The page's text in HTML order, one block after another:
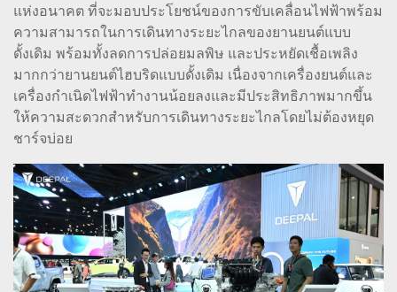
แห่งอนาคต ที่จะมอบประโยชน์ของการขับเคลื่อนไฟฟ้าพร้อม
ความสามารถในการเดินทางระยะไกลของยานยนต์แบบ
ดั้งเดิม พร้อมทั้งลดการปล่อยมลพิษ และประหยัดเชื้อเพลิง
มากกว่ายานยนต์ไฮบริดแบบดั้งเดิม เนื่องจากเครื่องยนต์และ
เครื่องกำเนิดไฟฟ้าทำงานน้อยลงและมีประสิทธิภาพมากขึ้น
ให้ความสะดวกสำหรับการเดินทางระยะไกลโดยไม่ต้องหยุด
ชาร์จบ่อย